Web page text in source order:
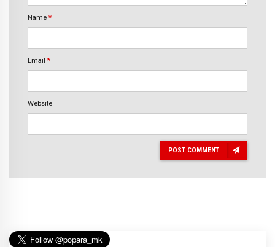
Name *
Email *
Website
POST COMMENT